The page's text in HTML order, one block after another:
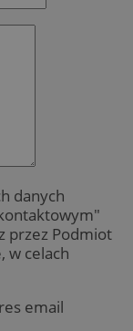
danych
przez Podmiot
w celach
email